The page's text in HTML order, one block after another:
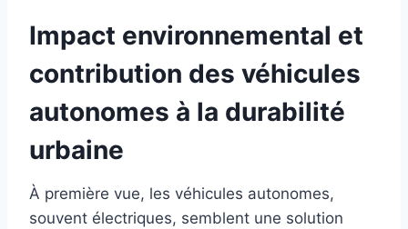
Impact environnemental et
contribution des véhicules
autonomes à la durabilité
urbaine
À première vue, les véhicules autonomes,
souvent électriques, semblent une solution